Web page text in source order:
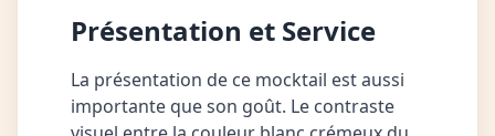
Présentation et Service
La présentation de ce mocktail est aussi
importante que son goût. Le contraste